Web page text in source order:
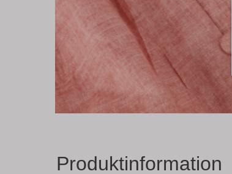
Produktinformation